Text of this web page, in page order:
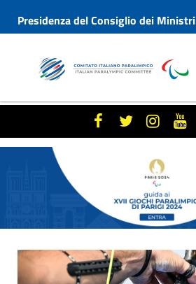
Presidenza del Consiglio dei Ministri